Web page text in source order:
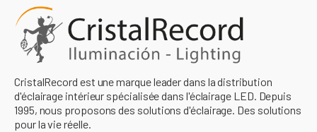
CristalRecord est une marque leader dans la distribution
d'éclairage intérieur spécialisée dans l'éclairage LED. Depuis
1995, nous proposons des solutions d'éclairage. Des solutions
pour la vie réelle.